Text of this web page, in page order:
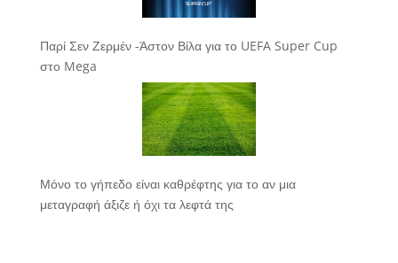
Παρί Σεν Ζερμέν -Άστον Βίλα για το UEFA Super Cup
στο Mega
Μόνο το γήπεδο είναι καθρέφτης για το αν μια
μεταγραφή άξιζε ή όχι τα λεφτά της